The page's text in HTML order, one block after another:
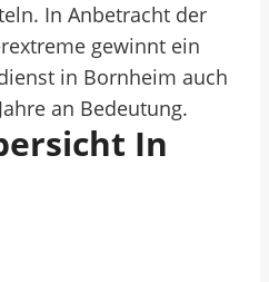
In Anbetracht der
gewinnt ein
in Bornheim auch
an Bedeutung.
In